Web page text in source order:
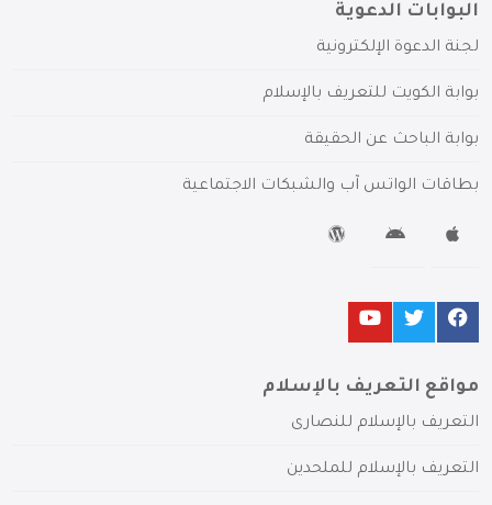
البوابات الدعوية
لجنة الدعوة الإلكترونية
بوابة الكويت للتعريف بالإسلام
بوابة الباحث عن الحقيقة
بطاقات الواتس آب والشبكات الاجتماعية
مواقع التعريف بالإسلام
التعريف بالإسلام للنصارى
التعريف بالإسلام للملحدين